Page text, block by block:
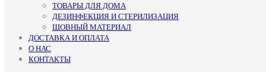
ТОВАРЫ ДЛЯ ДОМА
ДЕЗИНФЕКЦИЯ И СТЕРИЛИЗАЦИЯ
ШОВНЫЙ МАТЕРИАЛ
ДОСТАВКА И ОПЛАТА
О НАС
КОНТАКТЫ